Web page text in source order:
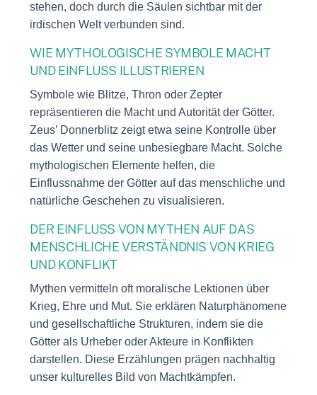
stehen, doch durch die Säulen sichtbar mit der
irdischen Welt verbunden sind.
WIE MYTHOLOGISCHE SYMBOLE MACHT
UND EINFLUSS ILLUSTRIEREN
Symbole wie Blitze, Thron oder Zepter
repräsentieren die Macht und Autorität der Götter.
Zeus’ Donnerblitz zeigt etwa seine Kontrolle über
das Wetter und seine unbesiegbare Macht. Solche
mythologischen Elemente helfen, die
Einflussnahme der Götter auf das menschliche und
natürliche Geschehen zu visualisieren.
DER EINFLUSS VON MYTHEN AUF DAS
MENSCHLICHE VERSTÄNDNIS VON KRIEG
UND KONFLIKT
Mythen vermitteln oft moralische Lektionen über
Krieg, Ehre und Mut. Sie erklären Naturphänomene
und gesellschaftliche Strukturen, indem sie die
Götter als Urheber oder Akteure in Konflikten
darstellen. Diese Erzählungen prägen nachhaltig
unser kulturelles Bild von Machtkämpfen.